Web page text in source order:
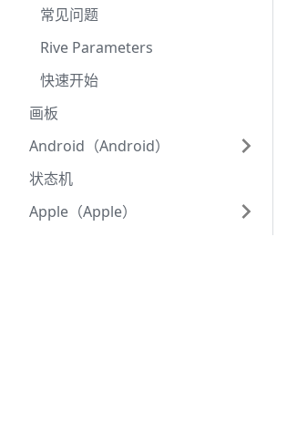
常见问题
Rive Parameters
快速开始
画板
Android（Android）
状态机
Apple（Apple）